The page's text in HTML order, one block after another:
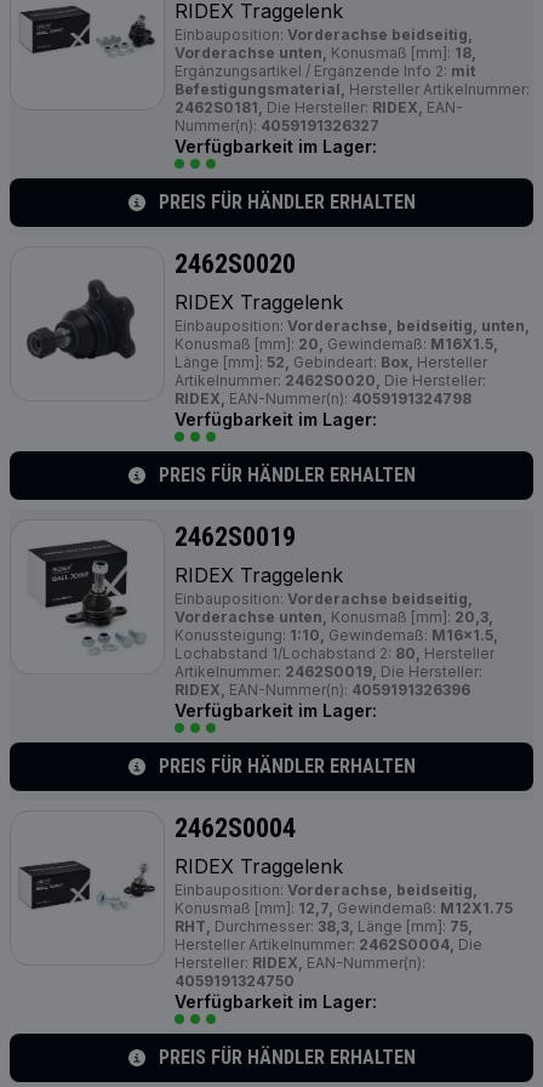
RIDEX Traggelenk
Einbauposition: Vorderachse beidseitig,
Vorderachse unten, Konusmaß [mm]: 18,
Ergänzungsartikel / Ergänzende Info 2: mit
Befestigungsmaterial, Hersteller Artikelnummer:
2462S0181, Die Hersteller: RIDEX, EAN-
Nummer(n): 4059191326327
Verfügbarkeit im Lager:
PREIS FÜR HÄNDLER ERHALTEN
2462S0020
RIDEX Traggelenk
Einbauposition: Vorderachse, beidseitig, unten,
Konusmaß [mm]: 20, Gewindemaß: M16X1.5,
Länge [mm]: 52, Gebindeart: Box, Hersteller
Artikelnummer: 2462S0020, Die Hersteller:
RIDEX, EAN-Nummer(n): 4059191324798
Verfügbarkeit im Lager:
PREIS FÜR HÄNDLER ERHALTEN
2462S0019
RIDEX Traggelenk
Einbauposition: Vorderachse beidseitig,
Vorderachse unten, Konusmaß [mm]: 20,3,
Konussteigung: 1:10, Gewindemaß: M16x1.5,
Lochabstand 1/Lochabstand 2: 80, Hersteller
Artikelnummer: 2462S0019, Die Hersteller:
RIDEX, EAN-Nummer(n): 4059191326396
Verfügbarkeit im Lager:
PREIS FÜR HÄNDLER ERHALTEN
2462S0004
RIDEX Traggelenk
Einbauposition: Vorderachse, beidseitig,
Konusmaß [mm]: 12,7, Gewindemaß: M12X1.75
RHT, Durchmesser: 38,3, Länge [mm]: 75,
Hersteller Artikelnummer: 2462S0004, Die
Hersteller: RIDEX, EAN-Nummer(n):
4059191324750
Verfügbarkeit im Lager:
PREIS FÜR HÄNDLER ERHALTEN